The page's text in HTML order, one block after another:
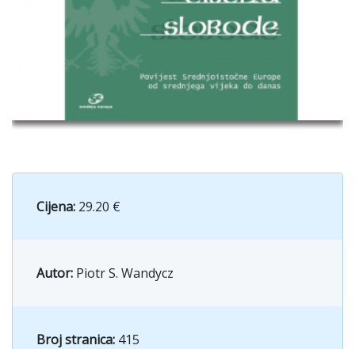
Cijena: 29.20 €
Autor: Piotr S. Wandycz
Broj stranica: 415